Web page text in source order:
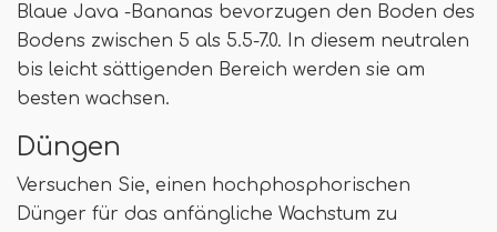
Blaue Java -Bananas bevorzugen den Boden des
Bodens zwischen 5 als 5.5-7.0. In diesem neutralen
bis leicht sättigenden Bereich werden sie am
besten wachsen.
Düngen
Versuchen Sie, einen hochphosphorischen
Dünger für das anfängliche Wachstum zu